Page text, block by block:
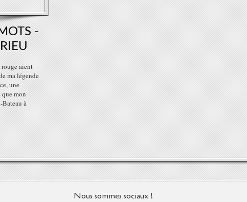
-
aient
ma légende
une
que mon
Bateau à
Nous sommes sociaux !